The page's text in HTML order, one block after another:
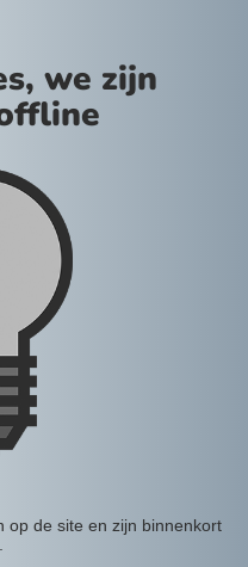
we zijn
op de site en zijn binnenkort